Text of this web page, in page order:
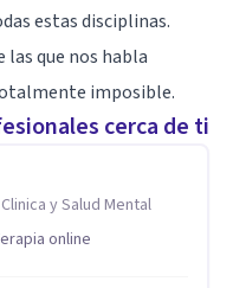
estas disciplinas.
que nos habla
imposible.
cerca de ti
y Salud Mental
online